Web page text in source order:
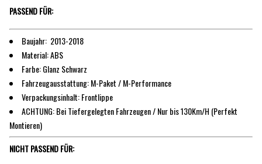
PASSEND FÜR:
Baujahr: 2013-2018
Material: ABS
Farbe: Glanz Schwarz
Fahrzeugausstattung: M-Paket / M-Performance
Verpackungsinhalt: Frontlippe
ACHTUNG: Bei Tiefergelegten Fahrzeugen / Nur bis 130Km/H (Perfekt
Montieren)
NICHT PASSEND FÜR: